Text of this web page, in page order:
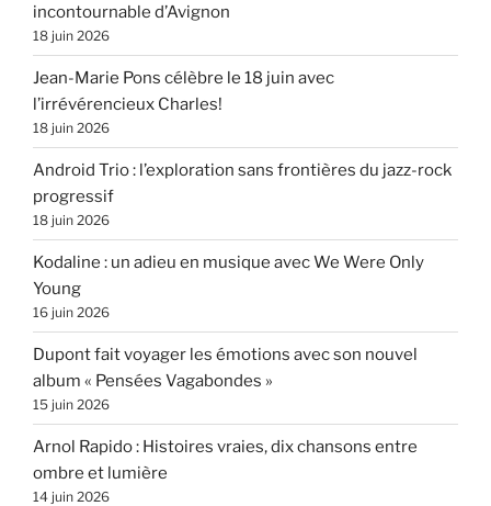
incontournable d’Avignon
18 juin 2026
Jean-Marie Pons célèbre le 18 juin avec
l’irrévérencieux Charles!
18 juin 2026
Android Trio : l’exploration sans frontières du jazz-rock
progressif
18 juin 2026
Kodaline : un adieu en musique avec We Were Only
Young
16 juin 2026
Dupont fait voyager les émotions avec son nouvel
album « Pensées Vagabondes »
15 juin 2026
Arnol Rapido : Histoires vraies, dix chansons entre
ombre et lumière
14 juin 2026